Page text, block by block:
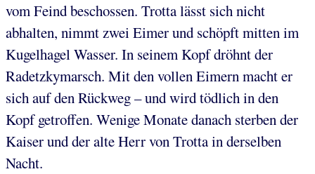
vom Feind beschossen. Trotta lässt sich nicht
abhalten, nimmt zwei Eimer und schöpft mitten im
Kugelhagel Wasser. In seinem Kopf dröhnt der
Radetzkymarsch. Mit den vollen Eimern macht er
sich auf den Rückweg – und wird tödlich in den
Kopf getroffen. Wenige Monate danach sterben der
Kaiser und der alte Herr von Trotta in derselben
Nacht.